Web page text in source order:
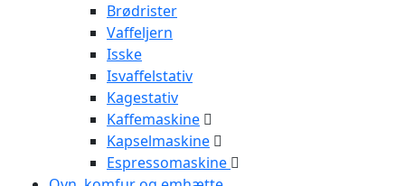
Brødrister
Vaffeljern
Isske
Isvaffelstativ
Kagestativ
Kaffemaskine
Kapselmaskine
Espressomaskine